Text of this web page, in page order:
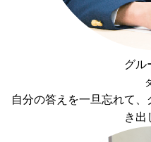
グル
自分の答えを一旦忘れて
き出